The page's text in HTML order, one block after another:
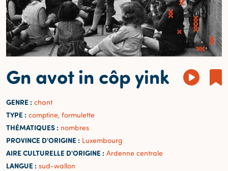
Gn avot in côp yink
GENRE : chant
TYPE : comptine, formulette
THÉMATIQUES : nombres
PROVINCE D'ORIGINE : Luxembourg
AIRE CULTURELLE D'ORIGINE : Ardenne centrale
LANGUE : sud-wallon